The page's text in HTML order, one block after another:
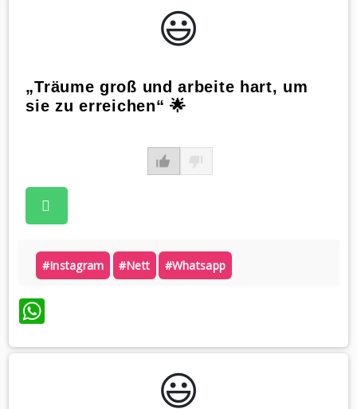
😃️
„Träume groß und arbeite hart, um
sie zu erreichen“ 🌟
#instagram #nett #whatsapp
WhatsApp
😃️